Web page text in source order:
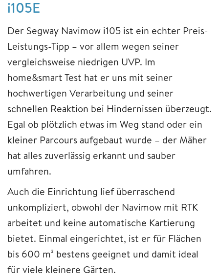
i105E
Der Segway Navimow i105 ist ein echter Preis-
Leistungs-Tipp – vor allem wegen seiner
vergleichsweise niedrigen UVP. Im
home&smart Test hat er uns mit seiner
hochwertigen Verarbeitung und seiner
schnellen Reaktion bei Hindernissen überzeugt.
Egal ob plötzlich etwas im Weg stand oder ein
kleiner Parcours aufgebaut wurde – der Mäher
hat alles zuverlässig erkannt und sauber
umfahren.
Auch die Einrichtung lief überraschend
unkompliziert, obwohl der Navimow mit RTK
arbeitet und keine automatische Kartierung
bietet. Einmal eingerichtet, ist er für Flächen
bis 600 m² bestens geeignet und damit ideal
für viele kleinere Gärten.